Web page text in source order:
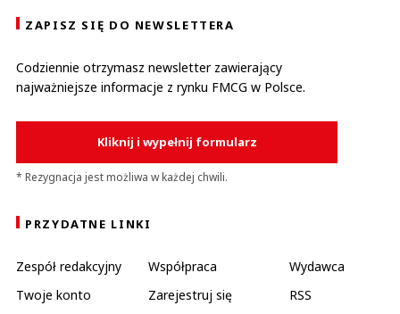
ZAPISZ SIĘ DO NEWSLETTERA
Codziennie otrzymasz newsletter zawierający
najważniejsze informacje z rynku FMCG w Polsce.
Kliknij i wypełnij formularz
* Rezygnacja jest możliwa w każdej chwili.
PRZYDATNE LINKI
Zespół redakcyjny Współpraca
Wydawca
Twoje konto
Zarejestruj się
RSS